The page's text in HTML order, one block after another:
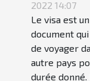
2022 14:07
Le visa est un
document
de voyager
autre pays
durée